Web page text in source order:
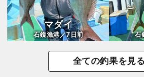
マダイ
石鏡漁港／7日前 石
全ての釣果を見る